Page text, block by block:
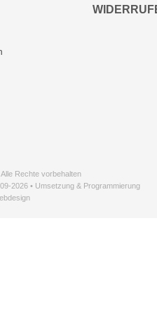
Rechte vorbehalten
2026 • Umsetzung & Programmierung